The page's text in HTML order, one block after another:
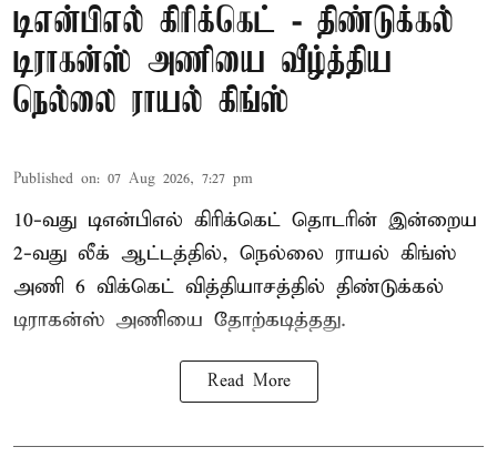
டிஎன்பிஎல் கிரிக்கெட் - திண்டுக்கல்
டிராகன்ஸ் அணியை வீழ்த்திய
நெல்லை ராயல் கிங்ஸ்
Published on: 07 Aug 2026, 7:27 pm
10-வது டிஎன்பிஎல் கிரிக்கெட் தொடரின் இன்றைய
2-வது லீக் ஆட்டத்தில், நெல்லை ராயல் கிங்ஸ்
அணி 6 விக்கெட் வித்தியாசத்தில் திண்டுக்கல்
டிராகன்ஸ் அணியை தோற்கடித்தது.
Read More